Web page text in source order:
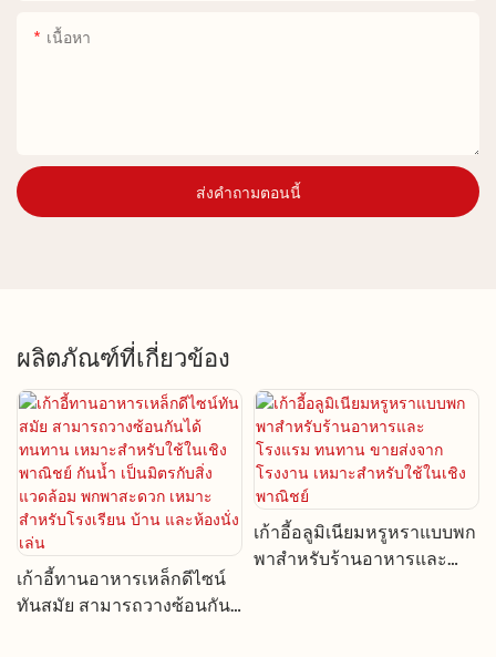
เนื้อหา
ส่งคำถามตอนนี้
ผลิตภัณฑ์ที่เกี่ยวข้อง
เก้าอี้ทานอาหารเหล็กดีไซน์
ทันสมัย ​​สามารถวางซ้อนกัน
เก้าอี้อลูมิเนียมหรูหราแบบพก
พาสำหรับร้านอาหารและ